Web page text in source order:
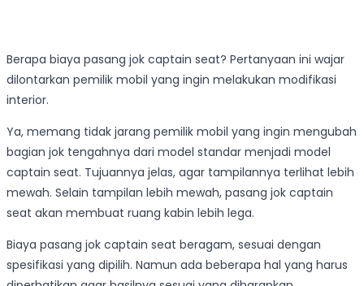
Berapa biaya pasang jok captain seat? Pertanyaan ini wajar
dilontarkan pemilik mobil yang ingin melakukan modifikasi
interior.
Ya, memang tidak jarang pemilik mobil yang ingin mengubah
bagian jok tengahnya dari model standar menjadi model
captain seat. Tujuannya jelas, agar tampilannya terlihat lebih
mewah. Selain tampilan lebih mewah, pasang jok captain
seat akan membuat ruang kabin lebih lega.
Biaya pasang jok captain seat beragam, sesuai dengan
spesifikasi yang dipilih. Namun ada beberapa hal yang harus